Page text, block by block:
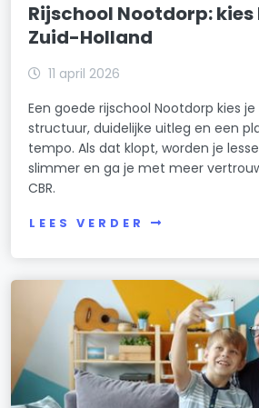
Rijschool Nootdorp:
Zuid-Holland
11 april 2026
Een goede rijschool Nootdorp kies
structuur, duidelijke uitleg en een
tempo. Als dat klopt, worden je
slimmer en ga je met meer
CBR.
LEES VERDER